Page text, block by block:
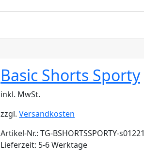
Basic Shorts Sporty
inkl. MwSt.
zzgl. Versandkosten
Artikel-Nr.: TG-BSHORTSSPORTY-s01221
Lieferzeit: 5-6 Werktage